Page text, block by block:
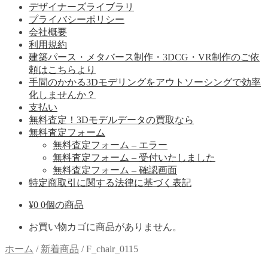
デザイナーズライブラリ
プライバシーポリシー
会社概要
利用規約
建築パース・メタバース制作・3DCG・VR制作のご依
頼はこちらより
手間のかかる3Dモデリングをアウトソーシングで効率
化しませんか？
支払い
無料査定！3Dモデルデータの買取なら
無料査定フォーム
無料査定フォーム – エラー
無料査定フォーム – 受付いたしました
無料査定フォーム – 確認画面
特定商取引に関する法律に基づく表記
¥0 0個の商品
お買い物カゴに商品がありません。
ホーム / 新着商品 /F_chair_0115